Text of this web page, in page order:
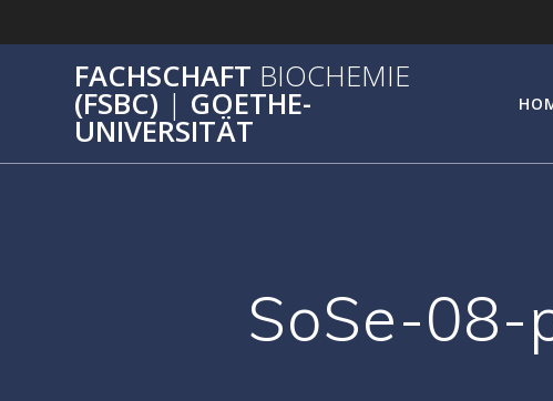
Inhalt
FACHSCHAFT BIOCHEMIE
(FSBC) | GOETHE-
UNIVERSITÄT
SoSe-08-